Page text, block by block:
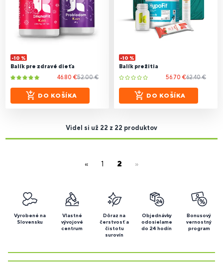
-10 %
Balík pre zdravé dieťa
52.00 €
46.80 €
DO KOŠÍKA
-10 %
Balík prežitia
62.40 €
56.70 €
DO KOŠÍKA
Videl si už 22 z 22 produktov
« 1 2 »
Vyrobené na
Slovensku
Vlastné
vývojové
centrum
Dôraz na
čerstvosť a
čistotu
surovín
Objednávky
odosielame
do 24 hodín
Bonusový
vernostný
program